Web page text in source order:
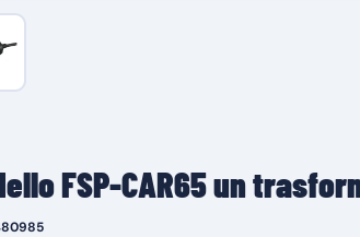
FSP-CAR65 un